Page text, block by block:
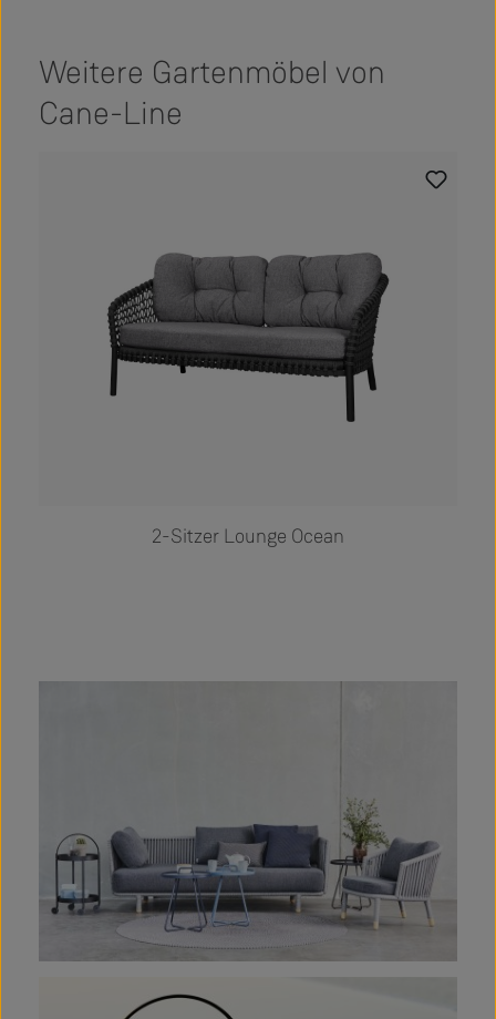
Weitere Gartenmöbel von
Cane-Line
2-Sitzer Lounge Ocean